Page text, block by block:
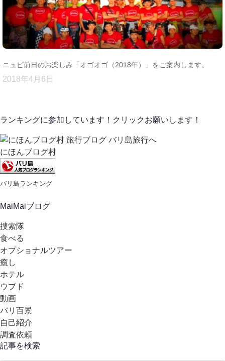
ニュピ前日のお楽しみ「オゴオゴ（2018年）」をご案内します。
2018年4月6日
ランキングに参加しています！クリックお願いします！
にほんブログ村
バリ島ランキング
MaiMaiブログ
捜索隊
食べる
オプショナルツアー
癒し
ホテル
ウブド
動画
バリ百景
自己紹介
調査依頼
記事を検索